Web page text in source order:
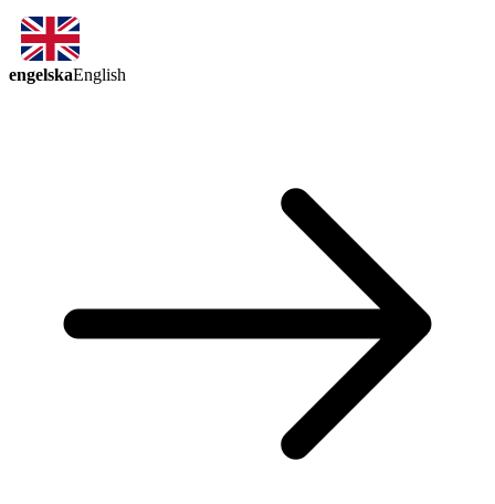
engelskaEnglish